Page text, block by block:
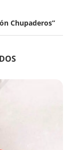
Chupaderos”